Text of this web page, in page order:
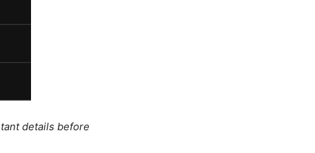
details before